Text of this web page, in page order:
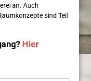
an. Auch
sind Teil
Hier